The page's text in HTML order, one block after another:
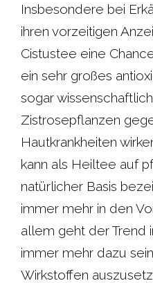
Insbesondere bei
ihren vorzeitigen
Cistustee eine
ein sehr großes
sogar
Zistrosepflanzen
Hautkrankheiten
kann als Heiltee auf
natürlicher Basis
immer mehr in den
allem geht der Trend
immer mehr dazu
Wirkstoffen